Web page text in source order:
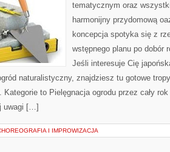
tematycznym oraz
harmonijny przydomową
koncepcja spotyka się z
wstępnego planu po dobór
Jeśli interesuje Cię
naturalistyczny, znajdziesz tu gotowe
Kategorie to Pielęgnacja ogrodu przez cały
uwagi […]
I IMPROWIZACJA